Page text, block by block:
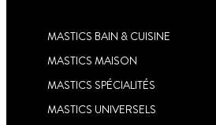
MASTICS BAIN & CUISINE
MASTICS MAISON
MASTICS SPÉCIALITÉS
MASTICS UNIVERSELS